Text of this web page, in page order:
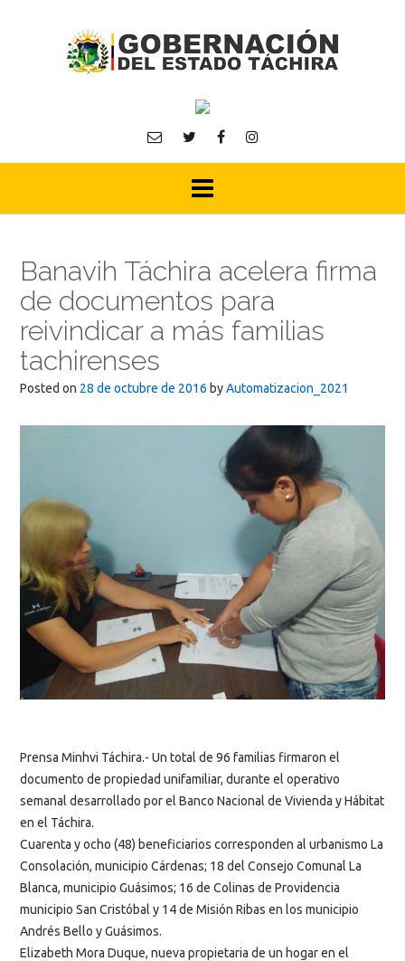
Banavih Táchira acelera firma
de documentos para
reivindicar a más familias
tachirenses
Posted on 28 de octubre de 2016 byAutomatizacion_2021
Prensa Minhvi Táchira.- Un total de 96 familias firmaron el
documento de propiedad unifamiliar, durante el operativo
semanal desarrollado por el Banco Nacional de Vivienda y Hábitat
en el Táchira.
Cuarenta y ocho (48) beneficiarios corresponden al urbanismo La
Consolación, municipio Cárdenas; 18 del Consejo Comunal La
Blanca, municipio Guásimos; 16 de Colinas de Providencia
municipio San Cristóbal y 14 de Misión Ribas en los municipio
Andrés Bello y Guásimos.
Elizabeth Mora Duque, nueva propietaria de un hogar en el